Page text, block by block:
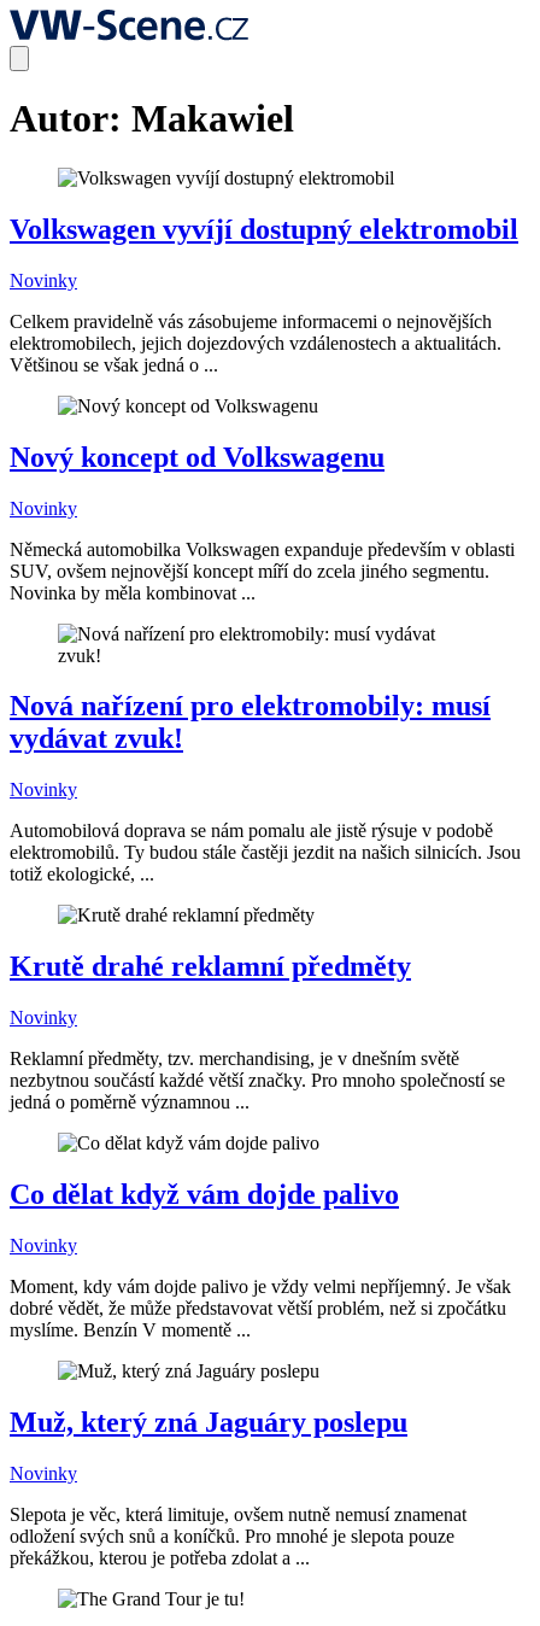
Autor: Makawiel
Volkswagen vyvíjí dostupný elektromobil
Novinky
Celkem pravidelně vás zásobujeme informacemi o nejnovějších
elektromobilech, jejich dojezdových vzdálenostech a aktualitách.
Většinou se však jedná o ...
Nový koncept od Volkswagenu
Novinky
Německá automobilka Volkswagen expanduje především v oblasti
SUV, ovšem nejnovější koncept míří do zcela jiného segmentu.
Novinka by měla kombinovat ...
Nová nařízení pro elektromobily: musí
vydávat zvuk!
Novinky
Automobilová doprava se nám pomalu ale jistě rýsuje v podobě
elektromobilů. Ty budou stále častěji jezdit na našich silnicích. Jsou
totiž ekologické, ...
Krutě drahé reklamní předměty
Novinky
Reklamní předměty, tzv. merchandising, je v dnešním světě
nezbytnou součástí každé větší značky. Pro mnoho společností se
jedná o poměrně významnou ...
Co dělat když vám dojde palivo
Novinky
Moment, kdy vám dojde palivo je vždy velmi nepříjemný. Je však
dobré vědět, že může představovat větší problém, než si zpočátku
myslíme. Benzín V momentě ...
Muž, který zná Jaguáry poslepu
Novinky
Slepota je věc, která limituje, ovšem nutně nemusí znamenat
odložení svých snů a koníčků. Pro mnohé je slepota pouze
překážkou, kterou je potřeba zdolat a ...